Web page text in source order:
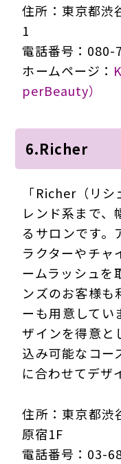
住所：東京都渋
1
電話番号：080-
ホームページ：
perBeauty）
6.Richer
「Richer（リ
レンド系まで、
るサロンです。
ラクターやチャ
ームラッシュを
ンズのお客様も
ーも用意してい
ザインを得意と
込み可能なコー
に合わせてデザ
住所：東京都渋
原宿1F
電話番号：03-